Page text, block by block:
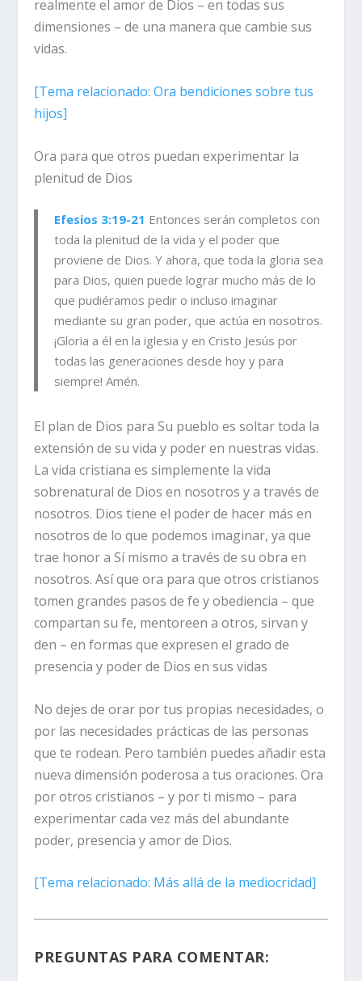
realmente el amor de Dios – en todas sus
dimensiones – de una manera que cambie sus
vidas.
[Tema relacionado: Ora bendiciones sobre tus
hijos]
Ora para que otros puedan experimentar la
plenitud de Dios
Efesios 3:19-21 Entonces serán completos con
toda la plenitud de la vida y el poder que
proviene de Dios. Y ahora, que toda la gloria sea
para Dios, quien puede lograr mucho más de lo
que pudiéramos pedir o incluso imaginar
mediante su gran poder, que actúa en nosotros.
¡Gloria a él en la iglesia y en Cristo Jesús por
todas las generaciones desde hoy y para
siempre! Amén.
El plan de Dios para Su pueblo es soltar toda la
extensión de su vida y poder en nuestras vidas.
La vida cristiana es simplemente la vida
sobrenatural de Dios en nosotros y a través de
nosotros. Dios tiene el poder de hacer más en
nosotros de lo que podemos imaginar, ya que
trae honor a Sí mismo a través de su obra en
nosotros. Así que ora para que otros cristianos
tomen grandes pasos de fe y obediencia – que
compartan su fe, mentoreen a otros, sirvan y
den – en formas que expresen el grado de
presencia y poder de Dios en sus vidas
No dejes de orar por tus propias necesidades, o
por las necesidades prácticas de las personas
que te rodean. Pero también puedes añadir esta
nueva dimensión poderosa a tus oraciones. Ora
por otros cristianos – y por ti mismo – para
experimentar cada vez más del abundante
poder, presencia y amor de Dios.
[Tema relacionado: Más allá de la mediocridad]
PREGUNTAS PARA COMENTAR: